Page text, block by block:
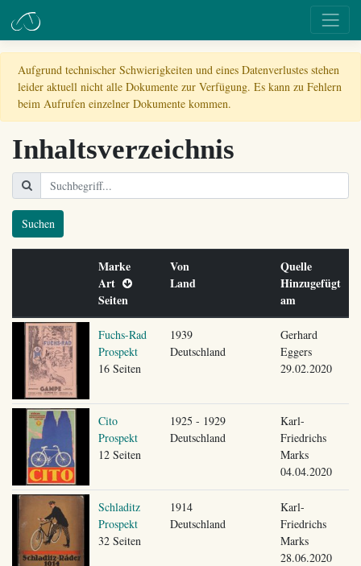
Aufgrund technischer Schwierigkeiten und eines Datenverlustes stehen
leider aktuell nicht alle Dokumente zur Verfügung. Es kann zu Fehlern
beim Aufrufen einzelner Dokumente kommen.
Inhaltsverzeichnis
Suchen
Marke
Art
Seiten
Von
Land
Quelle
Hinzugefügt
am
Fuchs-Rad
Prospekt
16 Seiten
1939
Deutschland
Gerhard
Eggers
29.02.2020
Cito
Prospekt
12 Seiten
1925 - 1929
Deutschland
Karl-
Friedrichs
Marks
04.04.2020
Schladitz
Prospekt
32 Seiten
1914
Deutschland
Karl-
Friedrichs
Marks
28.06.2020